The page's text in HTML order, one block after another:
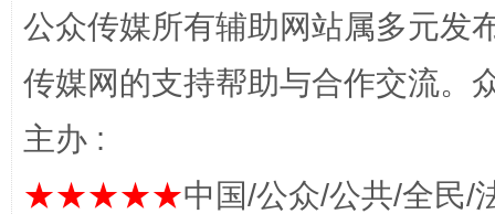
公众传媒所有辅助网站属多元发
传媒网的支持帮助与合作交流。
主办 :
★★★★★中国/公众/公共/全民/